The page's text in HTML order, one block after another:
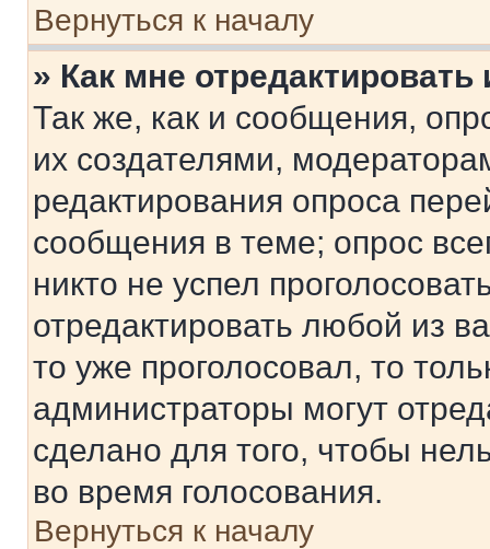
Вернуться к началу
» Как мне
Так же, как и сообщения,
их создателями,
редактирования опроса
сообщения в теме; опрос
никто не успел
отредактировать любой из
то уже проголосовал, то
администраторы могут
сделано для того, чтобы
во время голосования.
Вернуться к началу